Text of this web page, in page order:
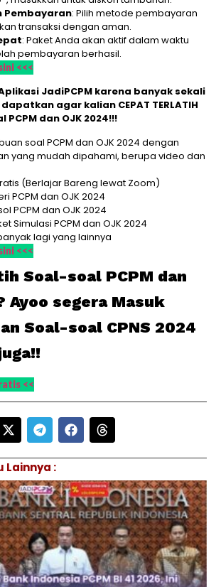
Pembayaran: Pilih metode pembayaran
transaksi dengan aman.
: Paket Anda akan aktif dalam waktu
pembayaran berhasil.
<<<
JadiPCPM karena banyak sekali
agar kalian CEPAT TERLATIH
PCPM dan OJK 2024!!!
soal PCPM dan OJK 2024 dengan
yang mudah dipahami, berupa video dan
(Berlajar Bareng lewat Zoom)
PCPM dan OJK 2024
PCPM dan OJK 2024
Simulasi PCPM dan OJK 2024
lagi yang lainnya
<<<
Soal-soal PCPM dan
Ayoo segera Masuk
Soal-soal CPNS 2024
<<
Lainnya :